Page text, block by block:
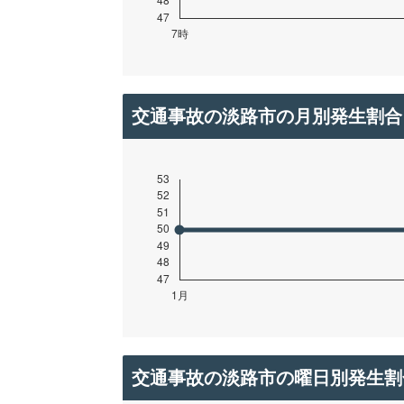
交通事故の淡路市の月別発生割合
交通事故の淡路市の曜日別発生